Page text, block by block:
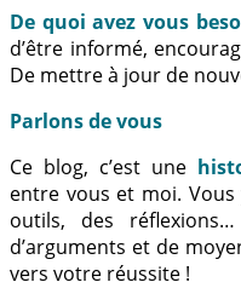
De quoi avez vous
d’être informé,
De mettre à jour de
Parlons de vous
Ce blog, c’est une
entre vous et moi.
outils, des
d’arguments et de
vers votre réussite !